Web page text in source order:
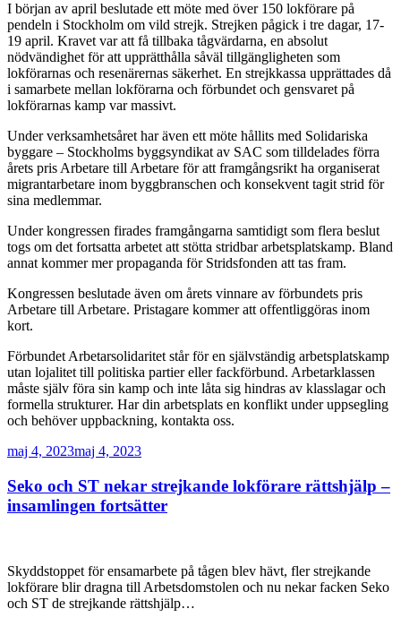
I början av april beslutade ett möte med över 150 lokförare på
pendeln i Stockholm om vild strejk. Strejken pågick i tre dagar, 17-
19 april. Kravet var att få tillbaka tågvärdarna, en absolut
nödvändighet för att upprätthålla såväl tillgängligheten som
lokförarnas och resenärernas säkerhet. En strejkkassa upprättades då
i samarbete mellan lokförarna och förbundet och gensvaret på
lokförarnas kamp var massivt.
Under verksamhetsåret har även ett möte hållits med Solidariska
byggare – Stockholms byggsyndikat av SAC som tilldelades förra
årets pris Arbetare till Arbetare för att framgångsrikt ha organiserat
migrantarbetare inom byggbranschen och konsekvent tagit strid för
sina medlemmar.
Under kongressen firades framgångarna samtidigt som flera beslut
togs om det fortsatta arbetet att stötta stridbar arbetsplatskamp. Bland
annat kommer mer propaganda för Stridsfonden att tas fram.
Kongressen beslutade även om årets vinnare av förbundets pris
Arbetare till Arbetare. Pristagare kommer att offentliggöras inom
kort.
Förbundet Arbetarsolidaritet står för en självständig arbetsplatskamp
utan lojalitet till politiska partier eller fackförbund. Arbetarklassen
måste själv föra sin kamp och inte låta sig hindras av klasslagar och
formella strukturer. Har din arbetsplats en konflikt under uppsegling
och behöver uppbackning, kontakta oss.
Publicerat
maj 4, 2023maj 4, 2023
Seko och ST nekar strejkande lokförare rättshjälp –
insamlingen fortsätter
Skyddstoppet för ensamarbete på tågen blev hävt, fler strejkande
lokförare blir dragna till Arbetsdomstolen och nu nekar facken Seko
och ST de strejkande rättshjälp…